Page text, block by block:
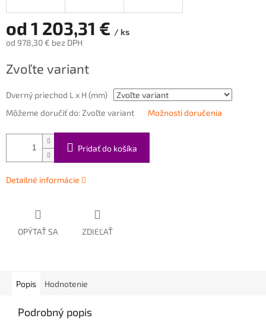
od 1 203,31 € / ks
od 978,30 € bez DPH
cena:
Zvoľte variant
Dverný priechod L x H (mm)
Môžeme doručiť do: Zvoľte variant Možnosti doručenia
Pridať do košíka
Detailné informácie
OPÝTAŤ SA ZDIEĽAŤ
Popis Hodnotenie
Podrobný popis